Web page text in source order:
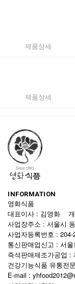
제품상세
제품상세
INFORMATION
영화식품
대표이사 : 김영화 개
사업장주소 : 서울시
사업자등록번호 : 204-
통신판매업신고 : 서
즉석판매제조가공업 :
건강기능식품 유통전
E-mail :